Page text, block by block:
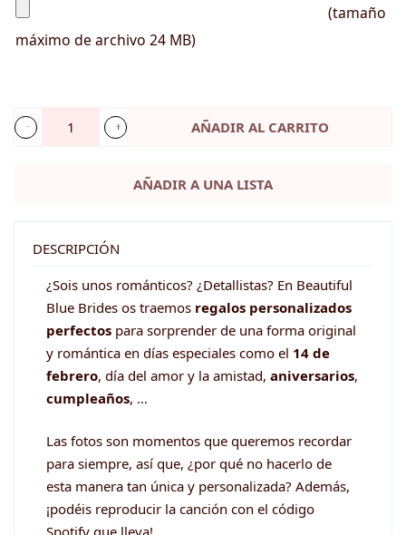
(tamaño
máximo de archivo 24 MB)
Marco
madera
NUESTRA
CANCIÓN
cantidad
AÑADIR AL CARRITO
AÑADIR A UNA LISTA
DESCRIPCIÓN
¿Sois unos románticos? ¿Detallistas? En Beautiful
Blue Brides os traemos regalos personalizados
perfectos para sorprender de una forma original
y romántica en días especiales como el 14 de
febrero, día del amor y la amistad, aniversarios,
cumpleaños, …
Las fotos son momentos que queremos recordar
para siempre, así que, ¿por qué no hacerlo de
esta manera tan única y personalizada? Además,
¡podéis reproducir la canción con el código